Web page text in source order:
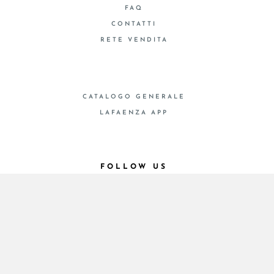
FAQ
CONTATTI
RETE VENDITA
CATALOGO GENERALE
LAFAENZA APP
FOLLOW US